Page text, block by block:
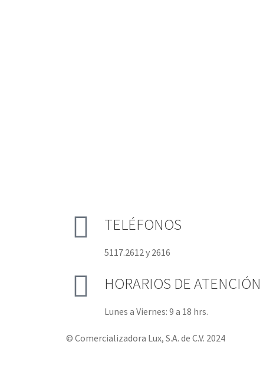
TELÉFONOS
5117.2612 y 2616
HORARIOS DE ATENCIÓN
Lunes a Viernes: 9 a 18 hrs.
© Comercializadora Lux, S.A. de C.V. 2024